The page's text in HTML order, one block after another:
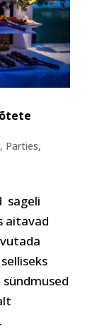
, Parties,
sageli
aitavad